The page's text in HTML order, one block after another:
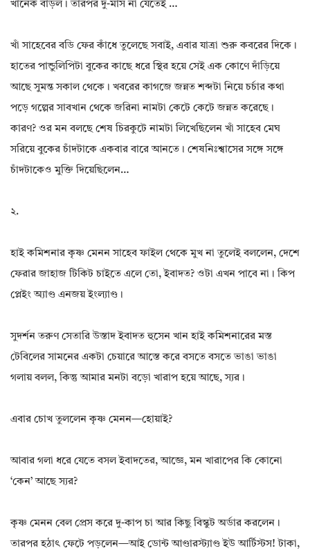
খানেক বাড়ল। তারপর দু-মাস না যেতেই …
খাঁ সাহেবের বডি ফের কাঁধে তুলেছে সবাই, এবার যাত্রা শুরু কবরের দিকে।
হাতের পান্ডুলিপিটা বুকের কাছে ধরে স্থির হয়ে সেই এক কোণে দাঁড়িয়ে
আছে সুমন্ত সকাল থেকে। খবরের কাগজে জন্নত শব্দটা নিয়ে চর্চার কথা
পড়ে গল্পের সাবখান থেকে জরিনা নামটা কেটে কেটে জন্নত করেছে।
কারণ? ওর মন বলছে শেষ চিরকুটে নামটা লিখেছিলেন খাঁ সাহেব মেঘ
সরিয়ে বুকের চাঁদটাকে একবার বারে আনতে। শেষনিঃশ্বাসের সঙ্গে সঙ্গে
চাঁদটাকেও মুক্তি দিয়েছিলেন…
২.
হাই কমিশনার কৃষ্ণ মেনন সাহেব ফাইল থেকে মুখ না তুলেই বললেন, দেশে
ফেরার জাহাজ টিকিট চাইতে এলে তো, ইবাদত? ওটা এখন পাবে না। কিপ
প্লেইং অ্যাণ্ড এনজয় ইংল্যাণ্ড।
সুদর্শন তরুণ সেতারি উস্তাদ ইবাদত হুসেন খান হাই কমিশনারের মস্ত
টেবিলের সামনের একটা চেয়ারে আস্তে করে বসতে বসতে ভাঙা ভাঙা
গলায় বলল, কিন্তু আমার মনটা বড়ো খারাপ হয়ে আছে, স্যর।
এবার চোখ তুললেন কৃষ্ণ মেনন—হোয়াই?
আবার গলা ধরে যেতে বসল ইবাদতের, আজ্ঞে, মন খারাপের কি কোনো
‘কেন’ আছে স্যর?
কৃষ্ণ মেনন বেল প্রেস করে দু-কাপ চা আর কিছু বিস্কুট অর্ডার করলেন।
তারপর হঠাৎ ফেটে পড়লেন—আই ডোন্ট আণ্ডারস্ট্যাণ্ড ইউ আর্টিস্টস! টাকা,